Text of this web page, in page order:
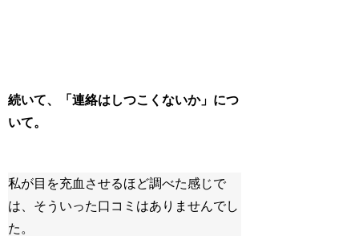
続いて、「連絡はしつこくないか」につ
いて。
私が目を充血させるほど調べた感じで
は、そういった口コミはありませんでし
た。